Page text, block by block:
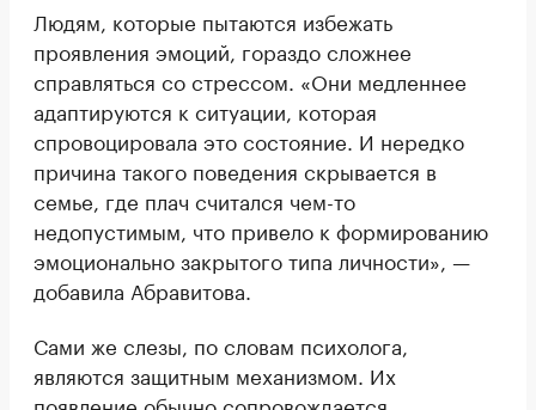
Людям, которые пытаются избежать
проявления эмоций, гораздо сложнее
справляться со стрессом. «Они медленнее
адаптируются к ситуации, которая
спровоцировала это состояние. И нередко
причина такого поведения скрывается в
семье, где плач считался чем-то
недопустимым, что привело к формированию
эмоционально закрытого типа личности», —
добавила Абравитова.
Сами же слезы, по словам психолога,
являются защитным механизмом. Их